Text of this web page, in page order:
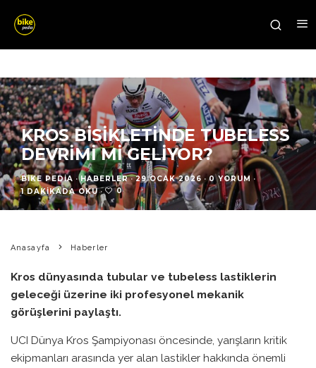
KROS BISIKLETINDE TUBELESS
DEVRIMI MI GELIYOR?
BIKE PEDIA · HABERLER · 29 OCAK 2026 · 0 YORUM ·
1 DAKIKADA OKU · 0
Anasayfa Haberler
Kros dünyasında tubular ve tubeless lastiklerin
geleceği üzerine iki profesyonel mekanik
görüşlerini paylaştı.
UCI Dünya Kros Şampiyonası öncesinde, yarışların kritik
ekipmanları arasında yer alan lastikler hakkında önemli